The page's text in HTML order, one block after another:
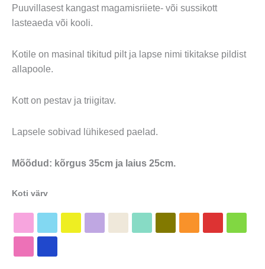
Puuvillasest kangast magamisriiete- või sussikott
lasteaeda või kooli.
Kotile on masinal tikitud pilt ja lapse nimi tikitakse pildist
allapoole.
Kott on pestav ja triigitav.
Lapsele sobivad lühikesed paelad.
Mõõdud: kõrgus 35cm ja laius 25cm.
Koti värv